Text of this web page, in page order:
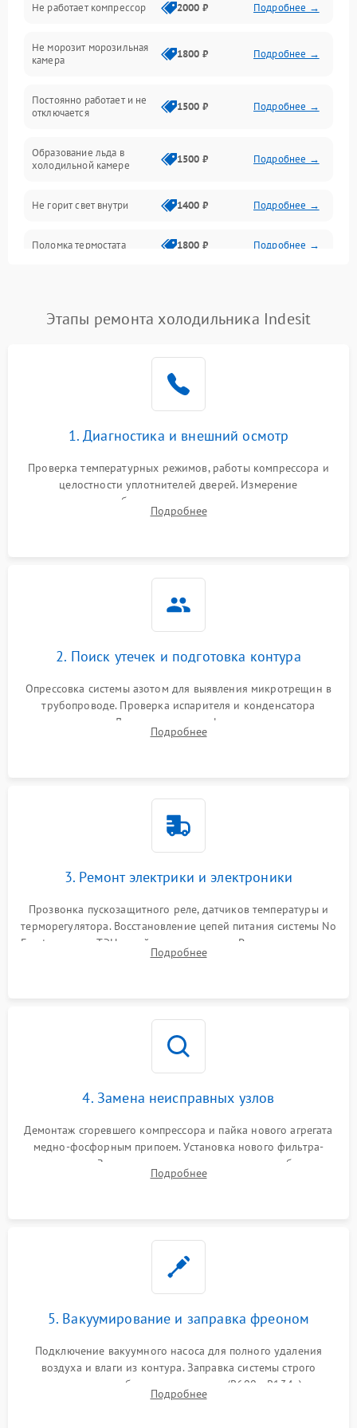
Электропитание
Дренаж
Не работает компрессор 2000 ₽ Подробнее →
Не морозит морозильная
камера
1800 ₽ Подробнее →
Постоянно работает и не
отключается
1500 ₽ Подробнее →
Образование льда в
холодильной камере
1500 ₽ Подробнее →
Не горит свет внутри 1400 ₽ Подробнее →
Поломка термостата 1800 ₽ Подробнее →
Поломка системы No Frost 2600 ₽ Подробнее →
работе
2000 ₽ Подробнее →
1000 ₽
1800 ₽
Этапы ремонта холодильника Indesit
1. Диагностика и внешний осмотр
Проверка температурных режимов, работы компрессора и
целостности уплотнителей дверей. Измерение
сопротивления обмоток мотора, проверка термостата и
считывание кодов ошибок с электронного дисплея.
Подробнее
2. Поиск утечек и подготовка контура
Опрессовка системы азотом для выявления микротрещин в
трубопроводе. Проверка испарителя и конденсатора
течеискателем. Демонтаж старого фильтра-осушителя и
продувка капиллярной трубки для устранения засоров.
Подробнее
3. Ремонт электрики и электроники
Прозвонка пускозащитного реле, датчиков температуры и
терморегулятора. Восстановление цепей питания системы No
Frost, включая ТЭН оттайки и вентилятор. Ремонт или замена
платы управления при сбоях алгоритмов.
Подробнее
4. Замена неисправных узлов
Демонтаж сгоревшего компрессора и пайка нового агрегата
медно-фосфорным припоем. Установка нового фильтра-
осушителя. Замена изношенных вентиляторов обдува,
сломанных заслонок или поврежденных дверных петель.
Подробнее
5. Вакуумирование и заправка фреоном
Подключение вакуумного насоса для полного удаления
воздуха и влаги из контура. Заправка системы строго
дозированным объемом хладагента (R600a, R134a) по
электронным весам. Контроль рабочего давления в системе.
Подробнее